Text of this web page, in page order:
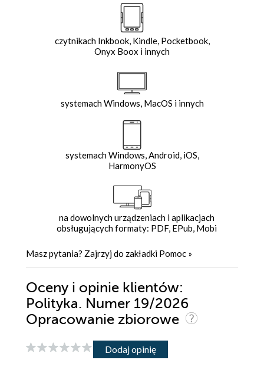
czytnikach Inkbook, Kindle, Pocketbook,
Onyx Boox i innych
systemach Windows, MacOS i innych
systemach Windows, Android, iOS,
HarmonyOS
na dowolnych urządzeniach i aplikacjach
obsługujących formaty: PDF, EPub, Mobi
Masz pytania? Zajrzyj do zakładki Pomoc »
Oceny i opinie klientów:
Polityka. Numer 19/2026
Opracowanie zbiorowe
Dodaj opinię